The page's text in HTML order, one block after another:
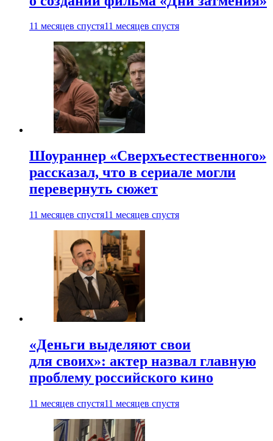
11 месяцев спустя11 месяцев спустя
Шоураннер «Сверхъестественного»
рассказал, что в сериале могли
перевернуть сюжет
11 месяцев спустя11 месяцев спустя
«Деньги выделяют свои
для своих»: актер назвал главную
проблему российского кино
11 месяцев спустя11 месяцев спустя